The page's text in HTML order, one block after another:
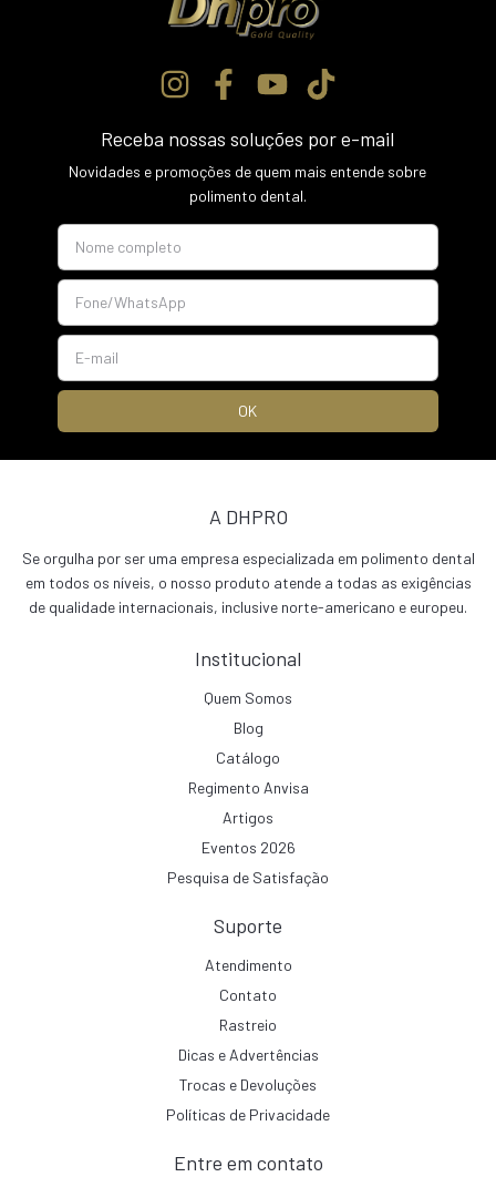
Receba nossas soluções por e-mail
Novidades e promoções de quem mais entende sobre
polimento dental.
A DHPRO
Se orgulha por ser uma empresa especializada em polimento dental
em todos os níveis, o nosso produto atende a todas as exigências
de qualidade internacionais, inclusive norte-americano e europeu.
Institucional
Quem Somos
Blog
Catálogo
Regimento Anvisa
Artigos
Eventos 2026
Pesquisa de Satisfação
Suporte
Atendimento
Contato
Rastreio
Dicas e Advertências
Trocas e Devoluções
Políticas de Privacidade
Entre em contato